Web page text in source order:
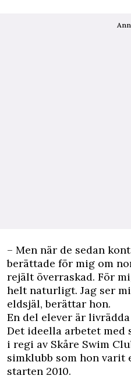
– Men när de sedan
berättade för mig om
rejält överraskad. För
helt naturligt. Jag ser
eldsjäl, berättar hon.
En del elever är
Det ideella arbetet med
i regi av Skåre Swim
simklubb som hon varit
starten 2010.